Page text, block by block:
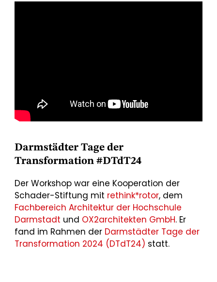
Darmstädter Tage der
Transformation #DTdT24
Der Workshop war eine Kooperation der
Schader-Stiftung mit rethink*rotor, dem
Fachbereich Architektur der Hochschule
Darmstadt und OX2architekten GmbH. Er
fand im Rahmen der Darmstädter Tage der
Transformation 2024 (DTdT24) statt.